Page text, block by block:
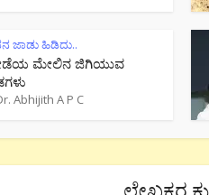
ಜಾಡು ಹಿಡಿದು..
ಮೇಲಿನ ಜಿಗಿಯುವ
Abhijith A P C